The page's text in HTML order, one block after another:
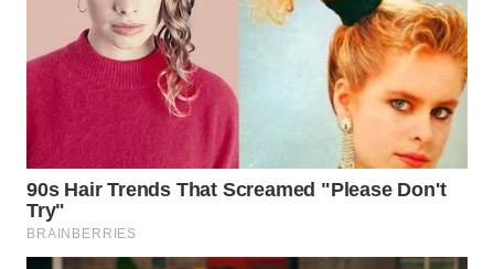
UTARA
WN
SAMOSIR
WN
PADANG
LAWAS
WN